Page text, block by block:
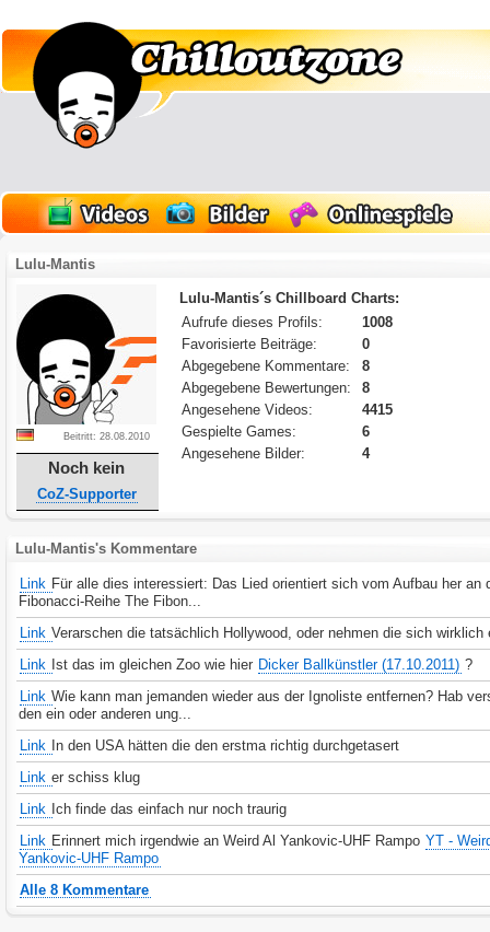
Lulu-Mantis
Beitritt: 28.08.2010
Noch kein
CoZ-Supporter
Lulu-Mantis´s Chillboard Charts:
Aufrufe dieses Profils:
1008
Favorisierte Beiträge:
0
Abgegebene Kommentare:
8
Abgegebene Bewertungen:
8
Angesehene Videos:
4415
Gespielte Games:
6
Angesehene Bilder:
4
Lulu-Mantis's Kommentare
Link Für alle dies interessiert: Das Lied orientiert sich vom Aufbau her an
Fibonacci-Reihe The Fibon...
Link Verarschen die tatsächlich Hollywood, oder nehmen die sich wirklich
Link Ist das im gleichen Zoo wie hier Dicker Ballkünstler (17.10.2011) ?
Link Wie kann man jemanden wieder aus der Ignoliste entfernen? Hab
den ein oder anderen ung...
Link In den USA hätten die den erstma richtig durchgetasert
Link er schiss klug
Link Ich finde das einfach nur noch traurig
Link Erinnert mich irgendwie an Weird Al Yankovic-UHF Rampo YT -
Yankovic-UHF Rampo
Alle 8 Kommentare